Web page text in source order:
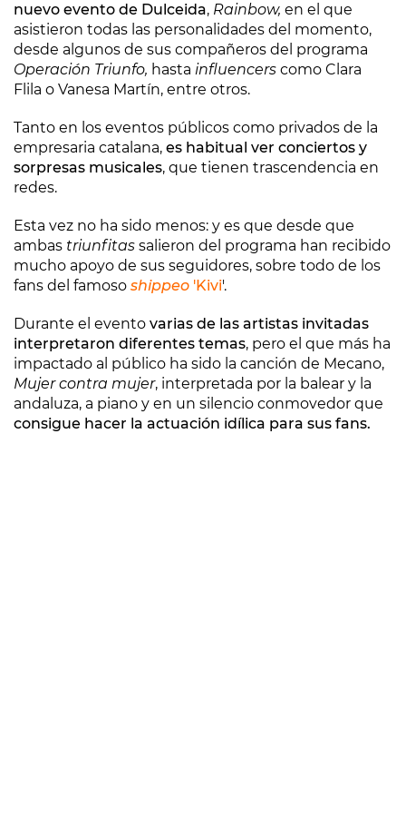
nuevo evento de Dulceida, Rainbow, en el que
asistieron todas las personalidades del momento,
desde algunos de sus compañeros del programa
Operación Triunfo, hasta influencers como Clara
Flila o Vanesa Martín, entre otros.
Tanto en los eventos públicos como privados de la
empresaria catalana, es habitual ver conciertos y
sorpresas musicales, que tienen trascendencia en
redes.
Esta vez no ha sido menos: y es que desde que
ambas triunfitas salieron del programa han recibido
mucho apoyo de sus seguidores, sobre todo de los
fans del famoso shippeo 'Kivi'.
Durante el evento varias de las artistas invitadas
interpretaron diferentes temas, pero el que más ha
impactado al público ha sido la canción de Mecano,
Mujer contra mujer, interpretada por la balear y la
andaluza, a piano y en un silencio conmovedor que
consigue hacer la actuación idílica para sus fans.